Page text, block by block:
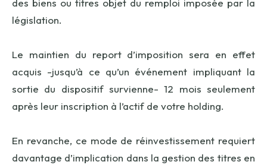
des biens ou titres objet du remploi imposée par la
législation.
Le maintien du report d’imposition sera en effet
acquis -jusqu’à ce qu’un événement impliquant la
sortie du dispositif survienne- 12 mois seulement
après leur inscription à l’actif de votre holding.
En revanche, ce mode de réinvestissement requiert
davantage d’implication dans la gestion des titres en